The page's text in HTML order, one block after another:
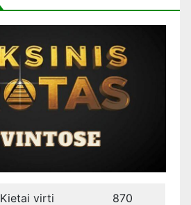
Kietai virti 870